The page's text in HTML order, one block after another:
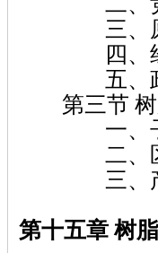
三、原材
四、经
五、政
第三节 树
一、子
二、区
三、产
第十五章 树